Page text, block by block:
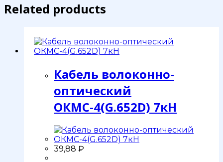
Related products
Кабель волоконно-
оптический
ОКМС-4(G.652D) 7кН
39,88 ₽